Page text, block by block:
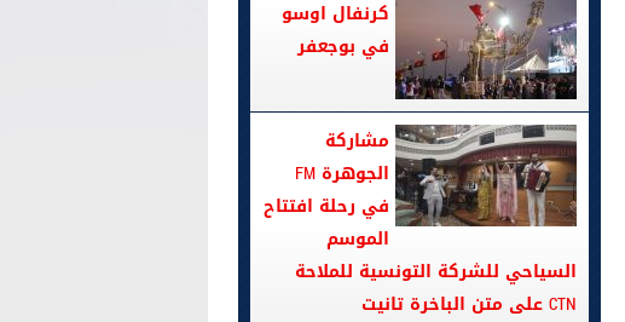
كرنفال اوسو
في بوجعفر
مشاركة
الجوهرة FM
في رحلة افتتاح
الموسم
السياحي للشركة التونسية للملاحة
CTN على متن الباخرة تانيت